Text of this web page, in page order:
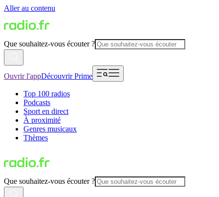
Aller au contenu
Que souhaitez-vous écouter ?
Ouvrir l'appDécouvrir Prime
Top 100 radios
Podcasts
Sport en direct
À proximité
Genres musicaux
Thèmes
Que souhaitez-vous écouter ?